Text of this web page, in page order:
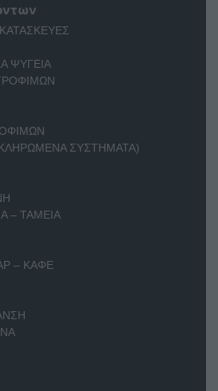
ΨΥΓΕΙΑ
ΣΥΣΤΗΜΑΤΑ)
– ΤΑΜΕΙΑ
– ΚΑΦΕ